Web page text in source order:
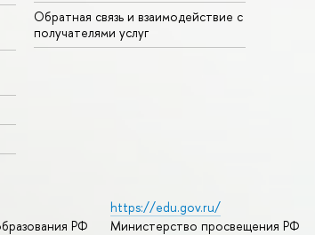
Обратная связь и взаимодействие с
получателями услуг
РФ
https://edu.gov.ru/
Министерство просвещения РФ